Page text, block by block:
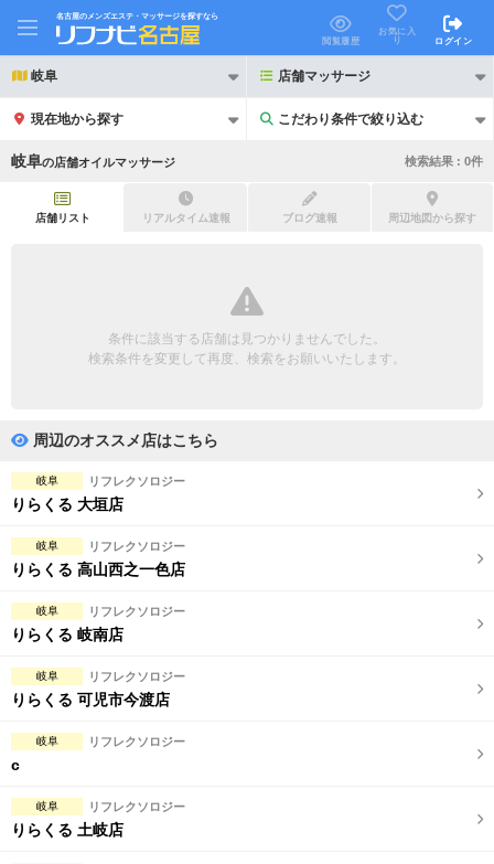
名古屋のメンズエステ・マッサージを探すなら
閲覧履歴
お気に入
り
ログイン
岐阜 店舗マッサージ
現在地から探す こだわり条件で絞り込む
こだわり条件で絞り込む
完全個室
ペアルームあり
専用駐車場あり
日本人スタッフのみ
岐阜の店舗オイルマッサージ 検索結果 : 0件
店舗リスト リアルタイム速報 ブログ速報 周辺地図から探す
条件に該当する店舗は見つかりませんでした。
検索条件を変更して再度、検索をお願いいたします。
周辺のオススメ店はこちら
岐阜 リフレクソロジー
りらくる 大垣店
岐阜 リフレクソロジー
りらくる 高山西之一色店
岐阜 リフレクソロジー
りらくる 岐南店
岐阜 リフレクソロジー
りらくる 可児市今渡店
岐阜 リフレクソロジー
c
岐阜 リフレクソロジー
りらくる 土岐店